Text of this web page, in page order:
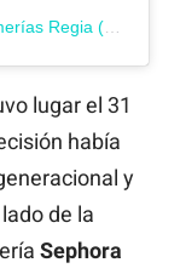
lugar el 31
había
y
de la
Sephora